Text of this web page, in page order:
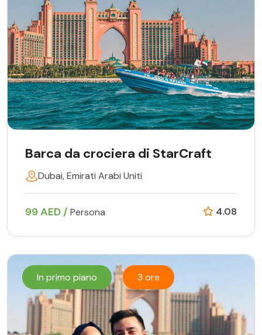
Barca da crociera di StarCraft
Dubai, Emirati Arabi Uniti
99 AED / Persona 4.08
In primo piano 3 ore